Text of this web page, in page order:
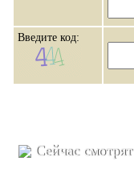
Введите код:
Сейчас